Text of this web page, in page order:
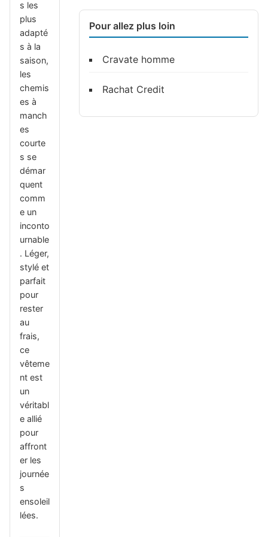
s les
plus
adapté
s à la
saison,
les
chemis
es à
manch
es
courte
s se
démar
quent
comm
e un
inconto
urnable
. Léger,
stylé et
parfait
pour
rester
au
frais,
ce
vêteme
nt est
un
véritabl
e allié
pour
affront
er les
journée
s
ensoleil
lées.
Pour allez plus loin
Cravate homme
Rachat Credit